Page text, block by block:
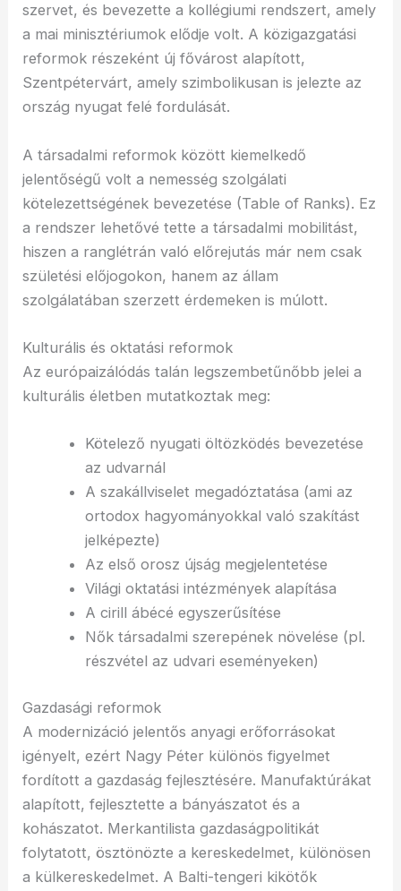
szervet, és bevezette a kollégiumi rendszert, amely
a mai minisztériumok elődje volt. A közigazgatási
reformok részeként új fővárost alapított,
Szentpétervárt, amely szimbolikusan is jelezte az
ország nyugat felé fordulását.
A társadalmi reformok között kiemelkedő
jelentőségű volt a nemesség szolgálati
kötelezettségének bevezetése (Table of Ranks). Ez
a rendszer lehetővé tette a társadalmi mobilitást,
hiszen a ranglétrán való előrejutás már nem csak
születési előjogokon, hanem az állam
szolgálatában szerzett érdemeken is múlott.
Kulturális és oktatási reformok
Az európaizálódás talán legszembetűnőbb jelei a
kulturális életben mutatkoztak meg:
Kötelező nyugati öltözködés bevezetése
az udvarnál
A szakállviselet megadóztatása (ami az
ortodox hagyományokkal való szakítást
jelképezte)
Az első orosz újság megjelentetése
Világi oktatási intézmények alapítása
A cirill ábécé egyszerűsítése
Nők társadalmi szerepének növelése (pl.
részvétel az udvari eseményeken)
Gazdasági reformok
A modernizáció jelentős anyagi erőforrásokat
igényelt, ezért Nagy Péter különös figyelmet
fordított a gazdaság fejlesztésére. Manufaktúrákat
alapított, fejlesztette a bányászatot és a
kohászatot. Merkantilista gazdaságpolitikát
folytatott, ösztönözte a kereskedelmet, különösen
a külkereskedelmet. A Balti-tengeri kikötők